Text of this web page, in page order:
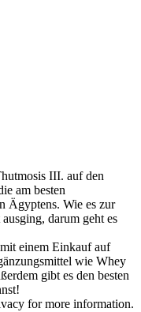
III. auf den
am besten
Ägyptens. Wie es zur
darum geht es
einem Einkauf auf
wie Whey
gibt es den besten
for more information.